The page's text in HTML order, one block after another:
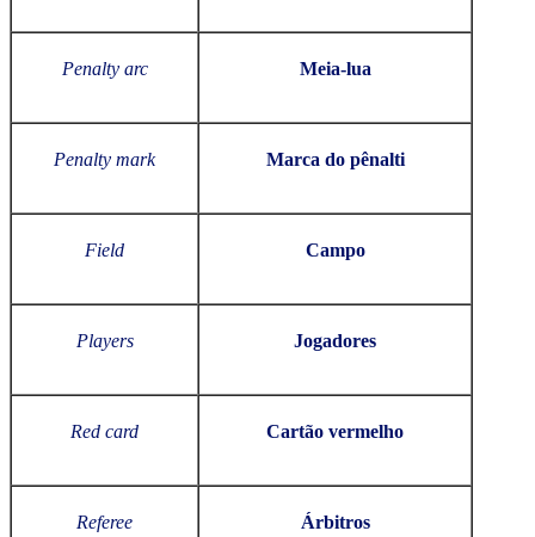
Penalty arc Meia-lua
Penalty mark Marca do pênalti
Field Campo
Players Jogadores
Red card Cartão vermelho
Referee Árbitros